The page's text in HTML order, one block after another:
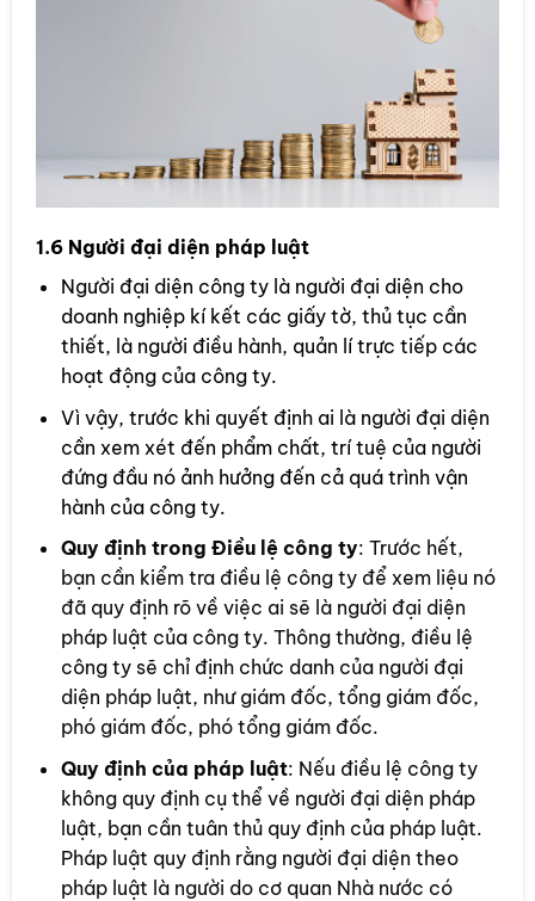
1.6 Người đại diện pháp luật
Người đại diện công ty là người đại diện cho
doanh nghiệp kí kết các giấy tờ, thủ tục cần
thiết, là người điều hành, quản lí trực tiếp các
hoạt động của công ty.
Vì vậy, trước khi quyết định ai là người đại diện
cần xem xét đến phẩm chất, trí tuệ của người
đứng đầu nó ảnh hưởng đến cả quá trình vận
hành của công ty.
Quy định trong Điều lệ công ty: Trước hết,
bạn cần kiểm tra điều lệ công ty để xem liệu nó
đã quy định rõ về việc ai sẽ là người đại diện
pháp luật của công ty. Thông thường, điều lệ
công ty sẽ chỉ định chức danh của người đại
diện pháp luật, như giám đốc, tổng giám đốc,
phó giám đốc, phó tổng giám đốc.
Quy định của pháp luật: Nếu điều lệ công ty
không quy định cụ thể về người đại diện pháp
luật, bạn cần tuân thủ quy định của pháp luật.
Pháp luật quy định rằng người đại diện theo
pháp luật là người do cơ quan Nhà nước có